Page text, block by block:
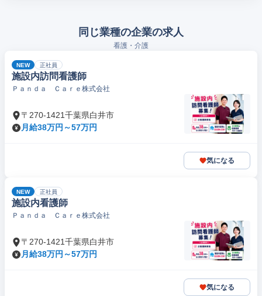
同じ業種の企業の求人
看護・介護
NEW 正社員
施設内訪問看護師
Ｐａｎｄａ Ｃａｒｅ株式会社
〒270-1421千葉県白井市
月給38万円～57万円
気になる
NEW 正社員
施設内看護師
Ｐａｎｄａ Ｃａｒｅ株式会社
〒270-1421千葉県白井市
月給38万円～57万円
気になる